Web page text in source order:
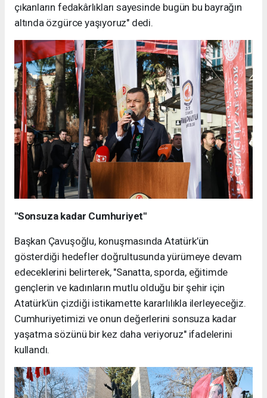
çıkanların fedakârlıkları sayesinde bugün bu bayrağın
altında özgürce yaşıyoruz" dedi.
"Sonsuza kadar Cumhuriyet"
Başkan Çavuşoğlu, konuşmasında Atatürk’ün
gösterdiği hedefler doğrultusunda yürümeye devam
edeceklerini belirterek, "Sanatta, sporda, eğitimde
gençlerin ve kadınların mutlu olduğu bir şehir için
Atatürk’ün çizdiği istikamette kararlılıkla ilerleyeceğiz.
Cumhuriyetimizi ve onun değerlerini sonsuza kadar
yaşatma sözünü bir kez daha veriyoruz" ifadelerini
kullandı.